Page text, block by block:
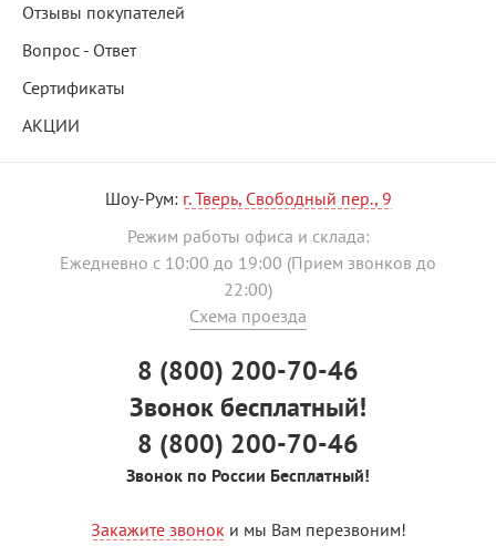
Отзывы покупателей
Вопрос - Ответ
Сертификаты
АКЦИИ
Шоу-Рум: г. Тверь, Свободный пер., 9
Режим работы офиса и склада:
Ежедневно с 10:00 до 19:00 (Прием звонков до
22:00)
Схема проезда
8 (800) 200-70-46
Звонок бесплатный!
8 (800) 200-70-46
Звонок по России Бесплатный!
Закажите звоноки мы Вам перезвоним!